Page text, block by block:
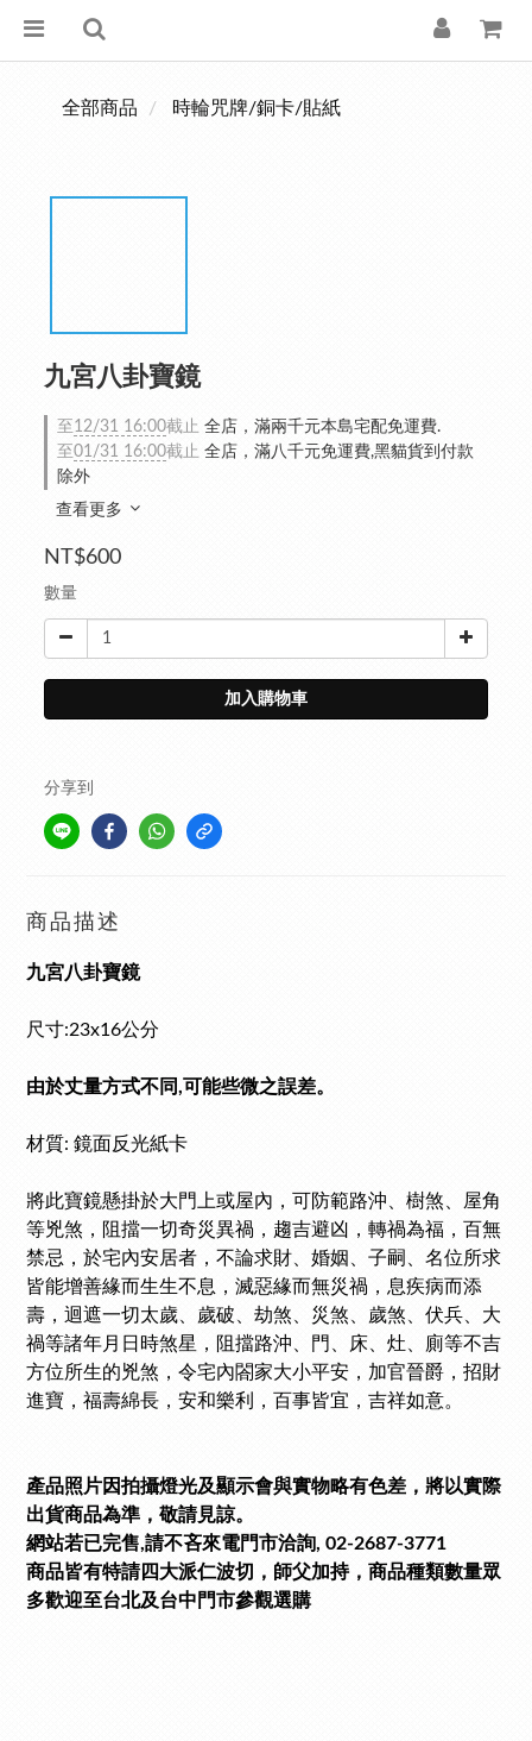
全部商品 時輪咒牌/銅卡/貼紙
九宮八卦寶鏡
至 12/31 16:00截止 全店，滿兩千元本島宅配免運費.
至01/31 16:00截止 全店，滿八千元免運費,黑貓貨到付款
除外
查看更多
NT$600
數量
加入購物車
分享到
商品描述
九宮八卦寶鏡
尺寸:23x16公分
由於丈量方式不同,可能些微之誤差。
材質: 鏡面反光紙卡
將此寶鏡懸掛於大門上或屋內，可防範路沖、樹煞、屋角
等兇煞，阻擋一切奇災異禍，趨吉避凶，轉禍為福，百無
禁忌，於宅內安居者，不論求財、婚姻、子嗣、名位所求
皆能增善緣而生生不息，滅惡緣而無災禍，息疾病而添
壽，迴遮一切太歲、歲破、劫煞、災煞、歲煞、伏兵、大
禍等諸年月日時煞星，阻擋路沖、門、床、灶、廁等不吉
方位所生的兇煞，令宅內閤家大小平安，加官晉爵，招財
進寶，福壽綿長，安和樂利，百事皆宜，吉祥如意。
產品照片因拍攝燈光及顯示會與實物略有色差，將以實際
出貨商品為準，敬請見諒。
網站若已完售,請不吝來電門市洽詢, 02-2687-3771
商品皆有特請四大派仁波切，師父加持，商品種類數量眾
多歡迎至台北及台中門市參觀選購